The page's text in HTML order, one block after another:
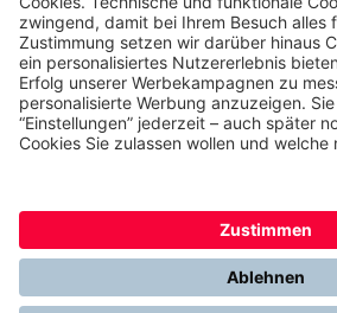
2013 - 2026 | THERMONDO GMBH
COOKIE-EINSTELLUNGEN
IMPRESSUM